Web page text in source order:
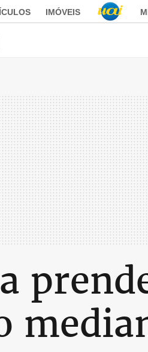
IMÓVEIS